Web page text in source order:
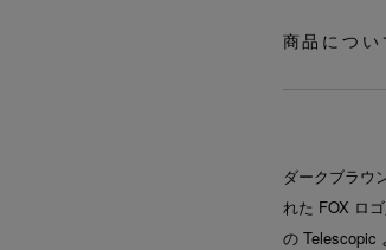
商品につい
ダークブラウ
れた FOX ロ
の Telescopic